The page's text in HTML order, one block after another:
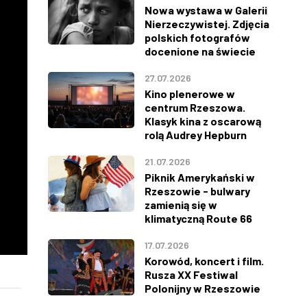
Nowa wystawa w Galerii
Nierzeczywistej. Zdjęcia
polskich fotografów
docenione na świecie
27.07.2026
Kino plenerowe w
centrum Rzeszowa.
Klasyk kina z oscarową
rolą Audrey Hepburn
21.07.2026
Piknik Amerykański w
Rzeszowie - bulwary
zamienią się w
klimatyczną Route 66
17.07.2026
Korowód, koncert i film.
Rusza XX Festiwal
Polonijny w Rzeszowie